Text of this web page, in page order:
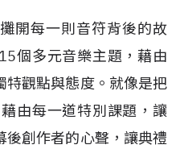
開每一則音符背後的故
個多元音樂主題，藉由
特觀點與態度。就像是把
由每一道特別課題，讓
後創作者的心聲，讓典禮